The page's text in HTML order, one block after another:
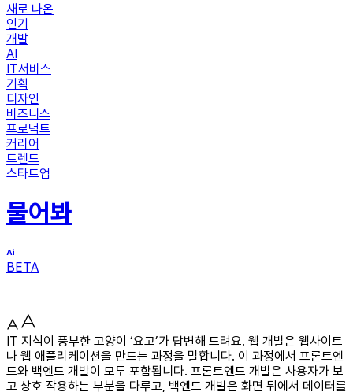
새로 나온
인기
개발
AI
IT서비스
기획
디자인
비즈니스
프로덕트
커리어
트렌드
스타트업
물어봐
BETA
IT 지식이 풍부한 고양이 ‘요고’가 답변해 드려요. 웹 개발은 웹사이트
나 웹 애플리케이션을 만드는 과정을 말합니다. 이 과정에서 프론트엔
드와 백엔드 개발이 모두 포함됩니다. 프론트엔드 개발은 사용자가 보
고 상호 작용하는 부분을 다루고, 백엔드 개발은 화면 뒤에서 데이터를